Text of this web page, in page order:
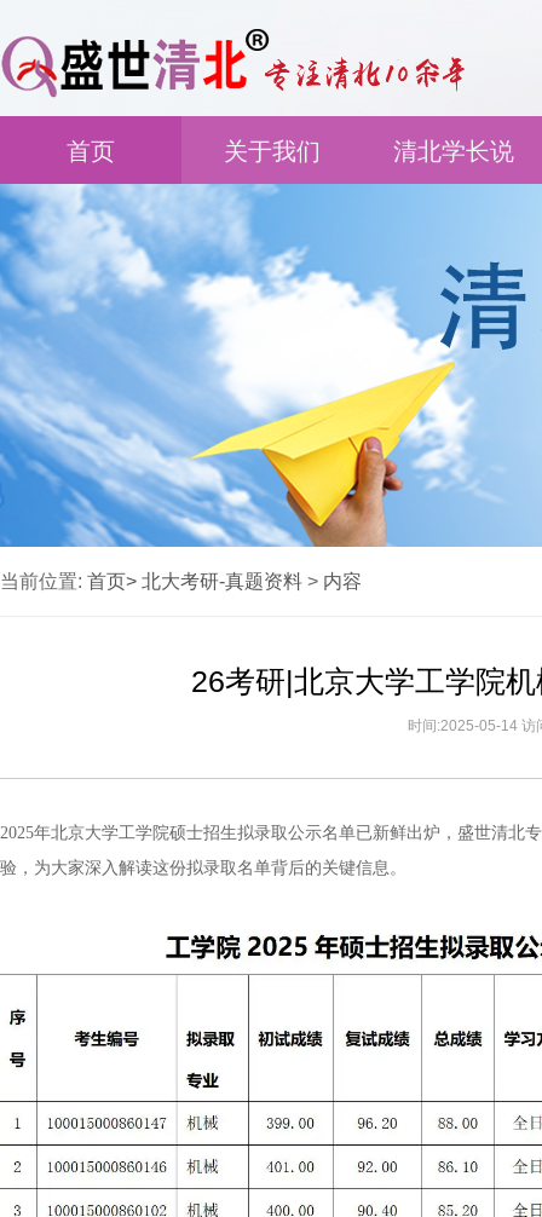
首页 关于我们 清北学长说
当前位置: 首页> 北大考研-真题资料 > 内容
26考研|北京大学工学院
时间:2025-05-14 访
2025年北京大学工学院硕士招生拟录取公示名单已新鲜出炉，盛世清
验，为大家深入解读这份拟录取名单背后的关键信息。